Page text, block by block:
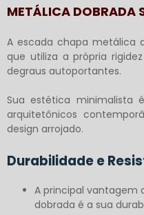
METÁLICA DOBRADA
A escada chapa metálica
que utiliza a própria
degraus autoportantes.
Sua estética minimalista
arquitetônicos
design arrojado.
Durabilidade e
A principal vantagem
dobrada é a sua